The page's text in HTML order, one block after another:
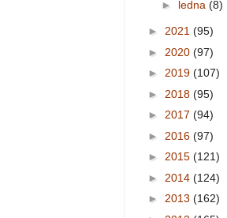
► ledna (8)
► 2021 (95)
► 2020 (97)
► 2019 (107)
► 2018 (95)
► 2017 (94)
► 2016 (97)
► 2015 (121)
► 2014 (124)
► 2013 (162)